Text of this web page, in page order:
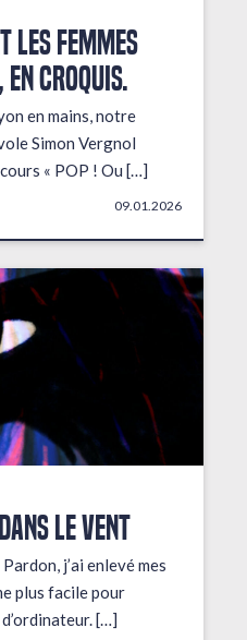
les femmes
en croquis.
en mains, notre
Simon Vergnol
« POP ! Ou […]
09.01.2026
LE VENT
j’ai enlevé mes
plus facile pour
[…]